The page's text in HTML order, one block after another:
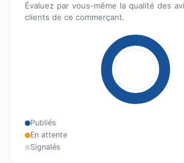
Évaluez par vous-même la qualité des
clients de ce commerçant.
Publiés
En attente
Signalés